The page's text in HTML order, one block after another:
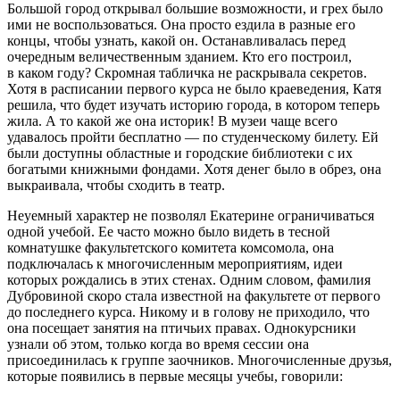
Большой город открывал большие возможности, и грех было
ими не воспользоваться. Она просто ездила в разные его
концы, чтобы узнать, какой он. Останавливалась перед
очередным величественным зданием. Кто его построил,
в каком году? Скромная табличка не раскрывала секретов.
Хотя в расписании первого курса не было краеведения, Катя
решила, что будет изучать историю города, в котором теперь
жила. А то какой же она историк! В музеи чаще всего
удавалось пройти бесплатно — по студенческому билету. Ей
были доступны областные и городские библиотеки с их
богатыми книжными фондами. Хотя денег было в обрез, она
выкраивала, чтобы сходить в театр.
Неуемный характер не позволял Екатерине ограничиваться
одной учебой. Ее часто можно было видеть в тесной
комнатушке факультетского комитета комсомола, она
подключалась к многочисленным мероприятиям, идеи
которых рождались в этих стенах. Одним словом, фамилия
Дубровиной скоро стала известной на факультете от первого
до последнего курса. Никому и в голову не приходило, что
она посещает занятия на птичьих правах. Однокурсники
узнали об этом, только когда во время сессии она
присоединилась к группе заочников. Многочисленные друзья,
которые появились в первые месяцы учебы, говорили: